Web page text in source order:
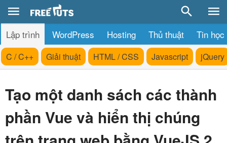
Lập trình WordPress Hosting Thủ thuật Tin học
C / C++ Giải thuật HTML / CSS Javascript jQuery
Tạo một danh sách các thành
phần Vue và hiển thị chúng